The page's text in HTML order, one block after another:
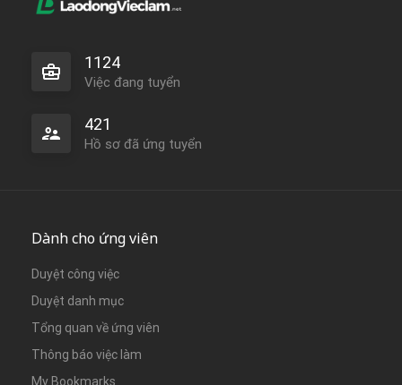
1124
Việc đang tuyển
421
Hồ sơ đã ứng tuyển
Dành cho ứng viên
Duyệt công việc
Duyệt danh mục
Tổng quan về ứng viên
Thông báo việc làm
My Bookmarks